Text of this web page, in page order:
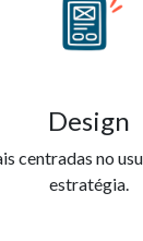
Design
centradas no
estratégia.